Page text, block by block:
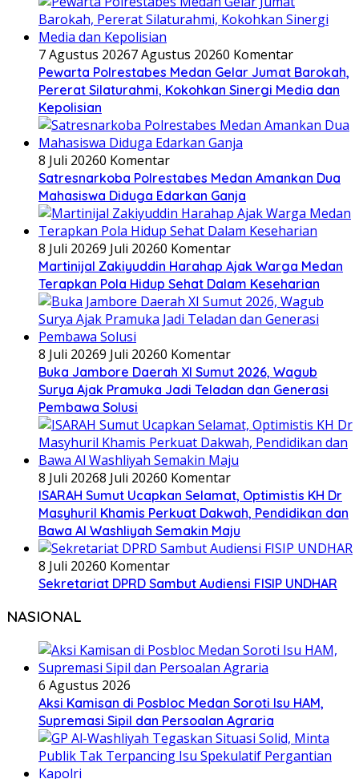
7 Agustus 20267 Agustus 20260 Komentar
Pewarta Polrestabes Medan Gelar Jumat Barokah,
Pererat Silaturahmi, Kokohkan Sinergi Media dan
Kepolisian
8 Juli 20260 Komentar
Satresnarkoba Polrestabes Medan Amankan Dua
Mahasiswa Diduga Edarkan Ganja
8 Juli 20269 Juli 20260 Komentar
Martinijal Zakiyuddin Harahap Ajak Warga Medan
Terapkan Pola Hidup Sehat Dalam Keseharian
8 Juli 20269 Juli 20260 Komentar
Buka Jambore Daerah XI Sumut 2026, Wagub
Surya Ajak Pramuka Jadi Teladan dan Generasi
Pembawa Solusi
8 Juli 20268 Juli 20260 Komentar
ISARAH Sumut Ucapkan Selamat, Optimistis KH Dr
Masyhuril Khamis Perkuat Dakwah, Pendidikan dan
Bawa Al Washliyah Semakin Maju
8 Juli 20260 Komentar
Sekretariat DPRD Sambut Audiensi FISIP UNDHAR
NASIONAL
6 Agustus 2026
Aksi Kamisan di Posbloc Medan Soroti Isu HAM,
Supremasi Sipil dan Persoalan Agraria